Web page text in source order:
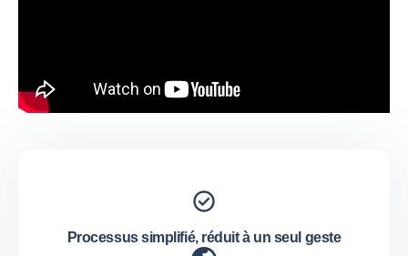
Processus simplifié, réduit à un seul geste